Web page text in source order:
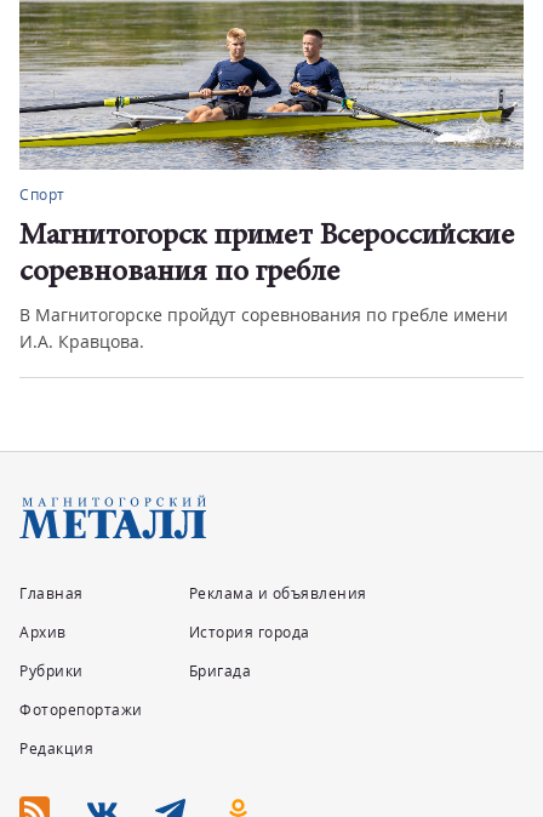
Спорт
Магнитогорск примет Всероссийские
соревнования по гребле
В Магнитогорске пройдут соревнования по гребле имени
И.А. Кравцова.
Главная
Архив
Рубрики
Фоторепортажи
Редакция
Реклама и объявления
История города
Бригада